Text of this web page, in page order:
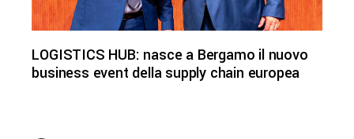
LOGISTICS HUB: nasce a Bergamo il nuovo
business event della supply chain europea